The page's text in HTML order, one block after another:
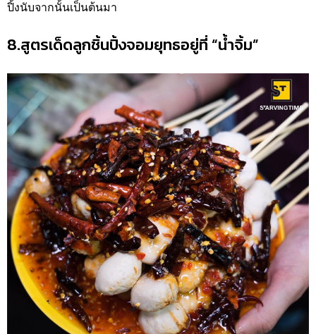
ปิ้งนับจากนั้นเป็นต้นมา
8.สูตรเด็ดลูกชิ้นปิ้งจอมยุทธอยู่ที่ “น้ำจิ้ม”